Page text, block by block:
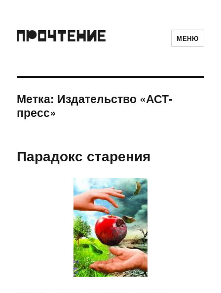
МЕНЮ
Метка: Издательство «АСТ-
пресс»
Парадокс старения